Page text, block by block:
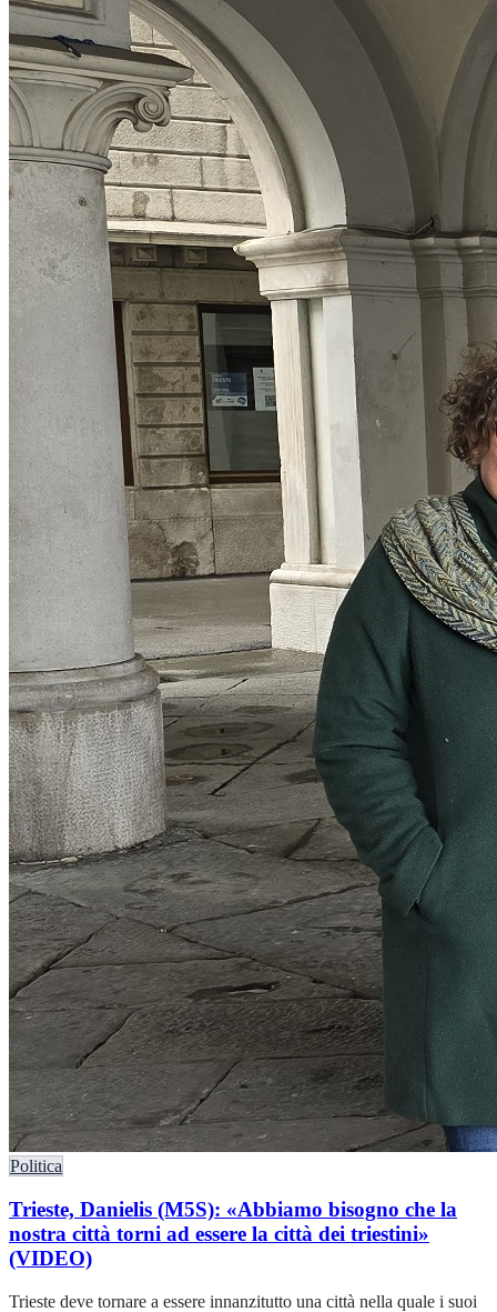
Politica
Trieste, Danielis (M5S): «Abbiamo bisogno che la
nostra città torni ad essere la città dei triestini»
(VIDEO)
Trieste deve tornare a essere innanzitutto una città nella quale i suoi